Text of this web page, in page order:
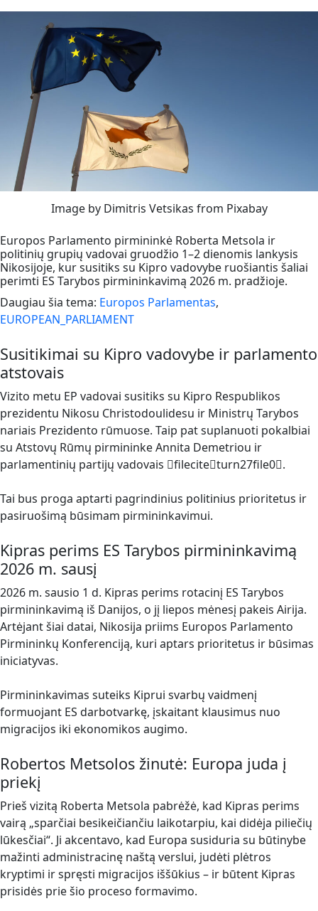
Image by Dimitris Vetsikas from Pixabay
Europos Parlamento pirmininkė Roberta Metsola ir
politinių grupių vadovai gruodžio 1–2 dienomis lankysis
Nikosijoje, kur susitiks su Kipro vadovybe ruošiantis šaliai
perimti ES Tarybos pirmininkavimą 2026 m. pradžioje.
Daugiau šia tema: Europos Parlamentas,
EUROPEAN_PARLIAMENT
Susitikimai su Kipro vadovybe ir parlamento
atstovais
Vizito metu EP vadovai susitiks su Kipro Respublikos
prezidentu Nikosu Christodoulidesu ir Ministrų Tarybos
nariais Prezidento rūmuose. Taip pat suplanuoti pokalbiai
su Atstovų Rūmų pirmininke Annita Demetriou ir
parlamentinių partijų vadovais fileciteturn27file0.
Tai bus proga aptarti pagrindinius politinius prioritetus ir
pasiruošimą būsimam pirmininkavimui.
Kipras perims ES Tarybos pirmininkavimą
2026 m. sausį
2026 m. sausio 1 d. Kipras perims rotacinį ES Tarybos
pirmininkavimą iš Danijos, o jį liepos mėnesį pakeis Airija.
Artėjant šiai datai, Nikosija priims Europos Parlamento
Pirmininkų Konferenciją, kuri aptars prioritetus ir būsimas
iniciatyvas.
Pirmininkavimas suteiks Kiprui svarbų vaidmenį
formuojant ES darbotvarkę, įskaitant klausimus nuo
migracijos iki ekonomikos augimo.
Robertos Metsolos žinutė: Europa juda į
priekį
Prieš vizitą Roberta Metsola pabrėžė, kad Kipras perims
vairą „sparčiai besikeičiančiu laikotarpiu, kai didėja piliečių
lūkesčiai“. Ji akcentavo, kad Europa susiduria su būtinybe
mažinti administracinę naštą verslui, judėti plėtros
kryptimi ir spręsti migracijos iššūkius – ir būtent Kipras
prisidės prie šio proceso formavimo.